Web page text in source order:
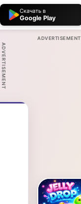
Скачать в
Google Play
ADVERTISEMENT
ADVERTISEMENT